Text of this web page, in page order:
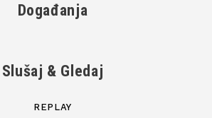
Događanja
Slušaj & Gledaj
REPLAY